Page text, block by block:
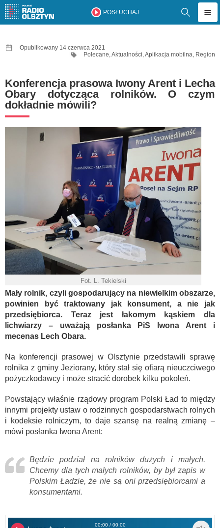
POSŁUCHAJ
Opublikowany 14 czerwca 2021
Polecane,Aktualności,Aplikacja mobilna, Region
Konferencja prasowa Iwony Arent i Lecha
Obary dotycząca rolników. O czym
dokładnie mówili?
Fot. L. Tekielski
Mały rolnik, czyli gospodarujący na niewielkim obszarze,
powinien być traktowany jak konsument, a nie jak
przedsiębiorca. Teraz jest łakomym kąskiem dla
lichwiarzy – uważają posłanka PiS Iwona Arent i
mecenas Lech Obara.
Na konferencji prasowej w Olsztynie przedstawili sprawę
rolnika z gminy Jeziorany, który stał się ofiarą nieuczciwego
pożyczkodawcy i może stracić dorobek kilku pokoleń.
Powstający właśnie rządowy program Polski Ład to między
innymi projekty ustaw o rodzinnych gospodarstwach rolnych
i kodeksie rolniczym, to daje szansę na realną zmianę –
mówi posłanka Iwona Arent:
Będzie podział na rolników dużych i małych.
Chcemy dla tych małych rolników, by był zapis w
Polskim Ładzie, że nie są oni przedsiębiorcami a
konsumentami.
00:00 / 00:00